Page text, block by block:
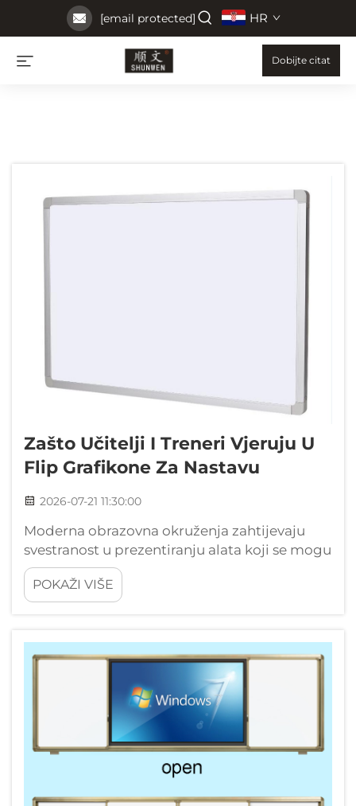
[email protected] HR
Dobijte citat
Zašto Učitelji I Treneri Vjeruju U
Flip Grafikone Za Nastavu
2026-07-21 11:30:00
Moderna obrazovna okruženja zahtijevaju
svestranost u prezentiranju alata koji se mogu
prilagoditi različitim stilovima podučavanja i
preferencijama učenja. Među najpouzdanijim
alatima u učionicama i obukama diljem
POKAŽI VIŠE